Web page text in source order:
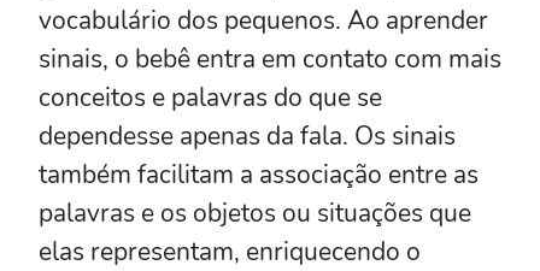
vocabulário dos pequenos. Ao aprender
sinais, o bebê entra em contato com mais
conceitos e palavras do que se
dependesse apenas da fala. Os sinais
também facilitam a associação entre as
palavras e os objetos ou situações que
elas representam, enriquecendo o